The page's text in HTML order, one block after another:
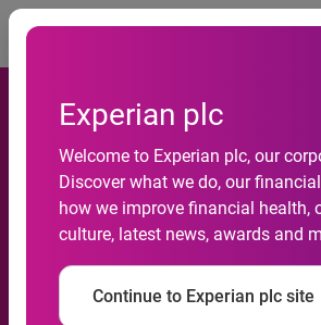
Experian plc
Welcome to Experian plc, our
Discover what we do, our
how we improve financial health,
culture, latest news, awards and
Continue to Experian plc site
Experian Marketing
dévoile QAS
nouvelle solution
Demand